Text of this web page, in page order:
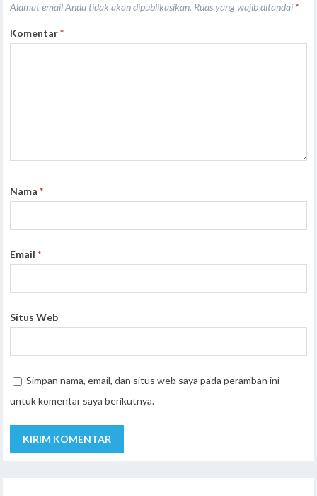
Alamat email Anda tidak akan dipublikasikan. Ruas yang wajib ditandai *
Komentar*
Nama*
Email*
Situs Web
Simpan nama, email, dan situs web saya pada peramban ini
untuk komentar saya berikutnya.